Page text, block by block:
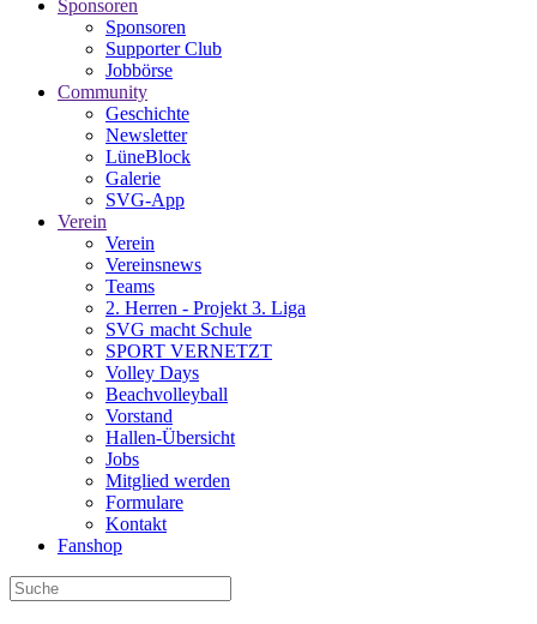
Sponsoren
Sponsoren
Supporter Club
Jobbörse
Community
Geschichte
Newsletter
LüneBlock
Galerie
SVG-App
Verein
Verein
Vereinsnews
Teams
2. Herren - Projekt 3. Liga
SVG macht Schule
SPORT VERNETZT
Volley Days
Beachvolleyball
Vorstand
Hallen-Übersicht
Jobs
Mitglied werden
Formulare
Kontakt
Fanshop